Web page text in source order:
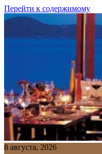
Перейти к содержимому
8 августа, 2026